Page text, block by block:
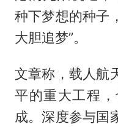
种下梦想的种子
大胆追梦”。
文章称，载人航
平的重大工程
成。深度参与国